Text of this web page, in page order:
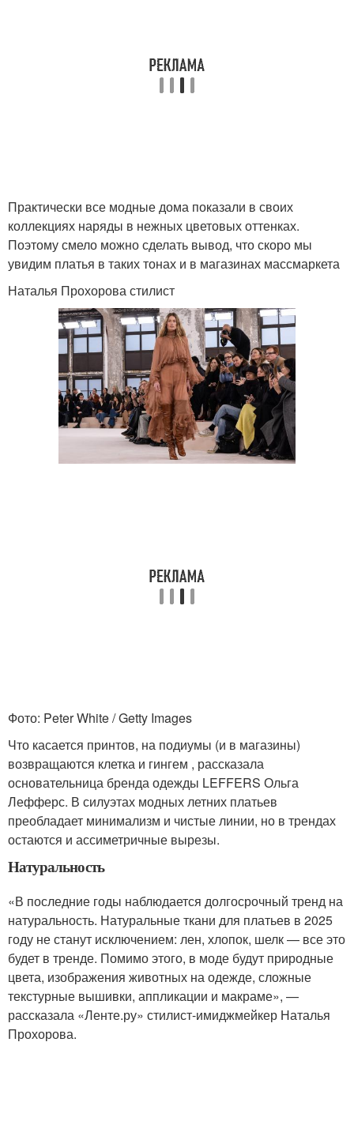
Практически все модные дома показали в своих
коллекциях наряды в нежных цветовых оттенках.
Поэтому смело можно сделать вывод, что скоро мы
увидим платья в таких тонах и в магазинах массмаркета
Наталья Прохорова стилист
Фото: Peter White / Getty Images
Что касается принтов, на подиумы (и в магазины)
возвращаются клетка и гингем , рассказала
основательница бренда одежды LEFFERS Ольга
Лефферс. В силуэтах модных летних платьев
преобладает минимализм и чистые линии, но в трендах
остаются и ассиметричные вырезы.
Натуральность
«В последние годы наблюдается долгосрочный тренд на
натуральность. Натуральные ткани для платьев в 2025
году не станут исключением: лен, хлопок, шелк — все это
будет в тренде. Помимо этого, в моде будут природные
цвета, изображения животных на одежде, сложные
текстурные вышивки, аппликации и макраме», —
рассказала «Ленте.ру» стилист-имиджмейкер Наталья
Прохорова.